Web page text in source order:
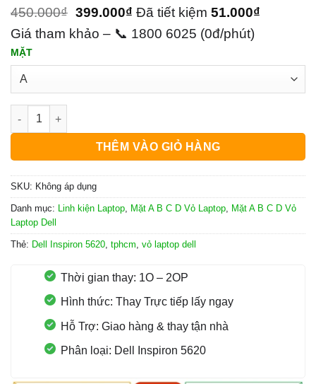
450.000₫ 399.000₫ Đã tiết kiệm 51.000₫
Giá tham khảo – 📞 1800 6025 (0đ/phút)
MẶT
Vỏ Laptop Dell Inspiron 5620 số lượng
THÊM VÀO GIỎ HÀNG
SKU: Không áp dụng
Danh mục: Linh kiện Laptop Mặt A B C D Vỏ Laptop
Mặt A B C D Vỏ
Laptop Dell
Thẻ: Dell Inspiron 5620 tphcm vỏ laptop dell
Thời gian thay: 1O – 2OP
Hình thức: Thay Trực tiếp lấy ngay
Hỗ Trợ: Giao hàng & thay tận nhà
Phân loại: Dell Inspiron 5620